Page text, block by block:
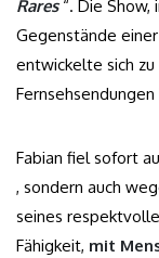
Rares“. Die Show,
Gegenstände
entwickelte sich
Fabian fiel sofort
, sondern auch
seines
Fähigkeit, mit